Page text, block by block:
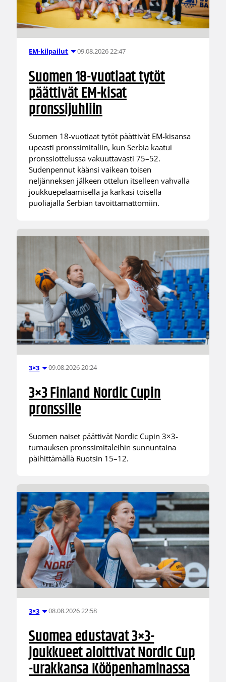
EM-kilpailut 09.08.2026 22:47
Suomen 18-vuotiaat tytöt
päättivät EM-kisat
pronssijuhliin
Suomen 18-vuotiaat tytöt päättivät EM-kisansa
upeasti pronssimitaliin, kun Serbia kaatui
pronssiottelussa vakuuttavasti 75–52.
Sudenpennut käänsi vaikean toisen
neljänneksen jälkeen ottelun itselleen vahvalla
joukkuepelaamisella ja karkasi toisella
puoliajalla Serbian tavoittamattomiin.
3×3 09.08.2026 20:24
3×3 Finland Nordic Cupin
pronssille
Suomen naiset päättivät Nordic Cupin 3×3-
turnauksen pronssimitaleihin sunnuntaina
päihittämällä Ruotsin 15–12.
3×3 08.08.2026 22:58
Suomea edustavat 3×3-
joukkueet aloittivat Nordic Cup
-urakkansa Kööpenhaminassa